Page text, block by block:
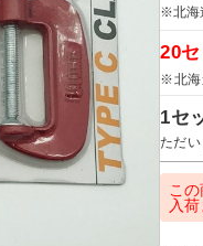
※北海
20セ
※北海
1セ
ただ
こ
入